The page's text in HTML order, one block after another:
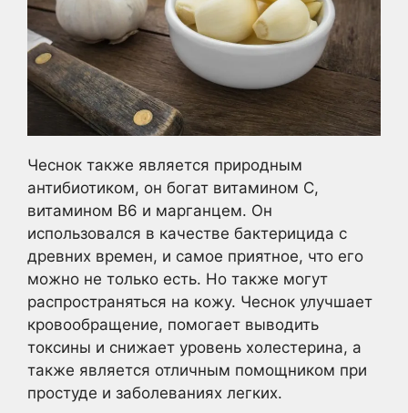
Чеснок также является природным
антибиотиком, он богат витамином С,
витамином В6 и марганцем. Он
использовался в качестве бактерицида с
древних времен, и самое приятное, что его
можно не только есть. Но также могут
распространяться на кожу. Чеснок улучшает
кровообращение, помогает выводить
токсины и снижает уровень холестерина, а
также является отличным помощником при
простуде и заболеваниях легких.